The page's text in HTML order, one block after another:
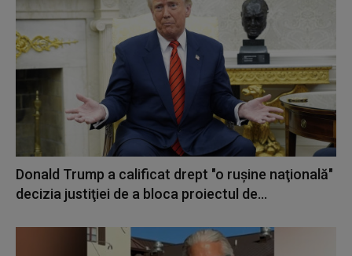
Donald Trump a calificat drept "o ruşine naţională"
decizia justiţiei de a bloca proiectul de...